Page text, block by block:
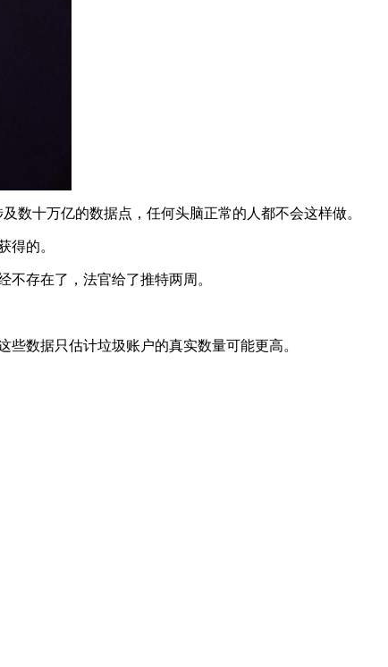
数十万亿的数据点，任何头脑正常的人都不会这样做。
得的。
存在了，法官给了推特两周。
数据只估计垃圾账户的真实数量可能更高。